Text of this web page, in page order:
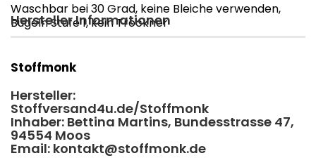
Waschbar bei 30 Grad, keine Bleiche verwenden,
Bügeln Stufe 1, kein Trockner
Hersteller Informationen
Stoffmonk
Hersteller:
Stoffversand4u.de/Stoffmonk
Inhaber: Bettina Martins, Bundesstrasse 47,
94554 Moos
Email: kontakt@stoffmonk.de